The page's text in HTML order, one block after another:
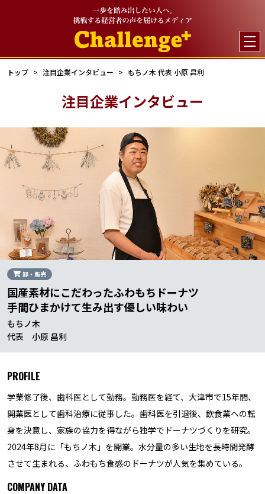

トップ 注目企業インタビュー もちノ木 代表 小原 昌利
注目企業インタビュー
卸・販売
国産素材にこだわったふわもちドーナツ
手間ひまかけて生み出す優しい味わい
もちノ木
代表 小原 昌利
PROFILE
学業修了後、歯科医として勤務。勤務医を経て、大津市で15年間、
開業医として歯科治療に従事した。歯科医を引退後、飲食業への転
身を決意し、家族の協力を得ながら独学でドーナツづくりを研究。
2024年8月に「もちノ木」を開業。水分量の多い生地を長時間発酵
させて生まれる、ふわもち食感のドーナツが人気を集めている。
COMPANY DATA